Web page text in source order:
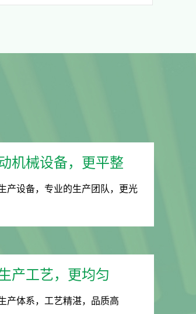
机械设备，更平整
产设备，专业的生产团队，更光
产工艺，更均匀
产体系，工艺精湛，品质高